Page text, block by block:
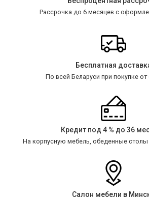
Рассрочка до 6 месяцев с
Бесплатная
По всей Беларуси при покупке от
Кредит под 4 % до 36
На корпусную мебель, обеденные столы
Салон мебели в